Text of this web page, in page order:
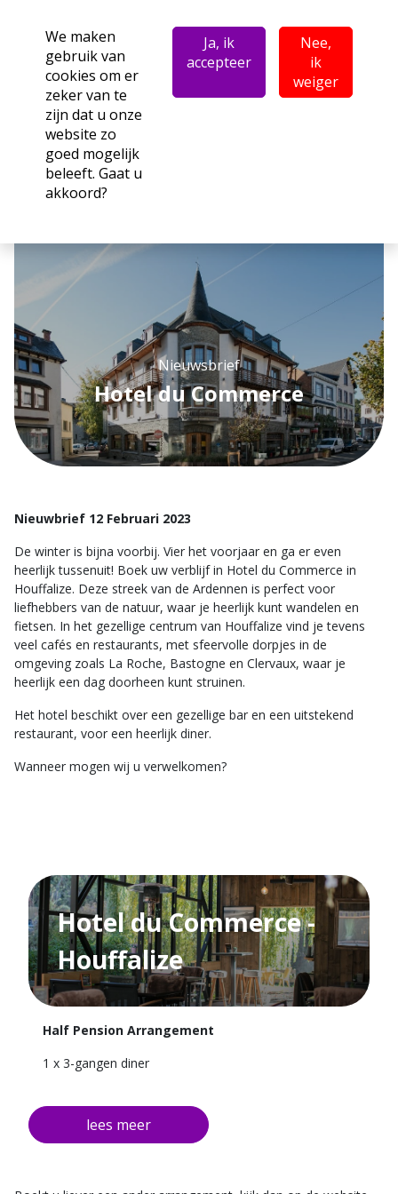
We maken
gebruik van
cookies om er
zeker van te
zijn dat u onze
website zo
goed mogelijk
beleeft. Gaat u
akkoord?
Ja, ik
accepteer
Nee,
ik
weiger
Nieuwsbrief
Hotel du Commerce
Nieuwbrief 12 Februari 2023
De winter is bijna voorbij. Vier het voorjaar en ga er even
heerlijk tussenuit! Boek uw verblijf in Hotel du Commerce in
Houffalize. Deze streek van de Ardennen is perfect voor
liefhebbers van de natuur, waar je heerlijk kunt wandelen en
fietsen. In het gezellige centrum van Houffalize vind je tevens
veel cafés en restaurants, met sfeervolle dorpjes in de
omgeving zoals La Roche, Bastogne en Clervaux, waar je
heerlijk een dag doorheen kunt struinen.
Het hotel beschikt over een gezellige bar en een uitstekend
restaurant, voor een heerlijk diner.
Wanneer mogen wij u verwelkomen?
Hotel du Commerce -
Houffalize
Half Pension Arrangement
1 x 3-gangen diner
1 x Uitgebreid ontbijtbuffet